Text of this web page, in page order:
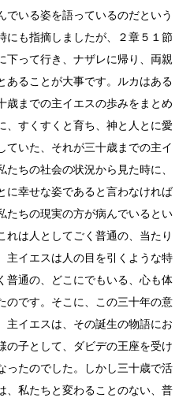
でいる姿を語っているのだという
にも指摘しましたが、２章５１節
下って行き、ナザレに帰り、両親
あることが大事です。ルカはある
歳までの主イエスの歩みをまとめ
、すくすくと育ち、神と人とに愛
ていた、それが三十歳までの主イ
ちの社会の状況から見た時に、
に幸せな姿であると言わなければ
たちの現実の方が病んでいるとい
れは人としてごく普通の、当たり
主イエスは人の目を引くような特
普通の、どこにでもいる、心も体
のです。そこに、この三十年の意
主イエスは、その誕生の物語にお
の子として、ダビデの王座を受け
ったのでした。しかし三十歳で活
、私たちと変わることのない、普